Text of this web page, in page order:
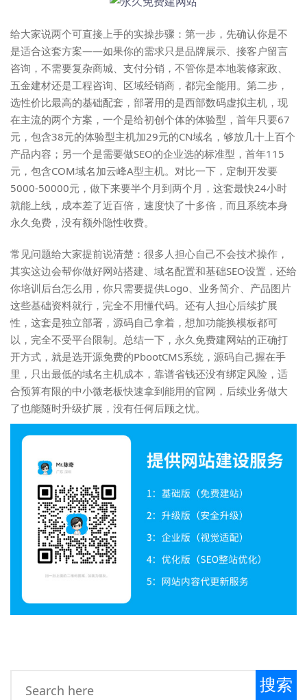
给大家说两个可直接上手的实操步骤：第一步，先确认你是不
是适合这套方案——如果你的需求只是品牌展示、接客户留言
咨询，不需要复杂商城、支付分销，不管你是本地装修家政、
五金建材还是工程咨询、区域经销商，都完全能用。第二步，
选性价比最高的基础配套，部署用的是西部数码虚拟主机，现
在主流的两个方案，一个是给初创个体的体验型，首年只要67
元，包含38元的体验型主机加29元的CN域名，够放几十上百个
产品内容；另一个是需要做SEO的企业选的标准型，首年115
元，包含COM域名加云峰A型主机。对比一下，定制开发要
5000-50000元，做下来要半个月到两个月，这套最快24小时
就能上线，成本差了近百倍，速度快了十多倍，而且系统本身
永久免费，没有额外隐性收费。
常见问题给大家提前说清楚：很多人担心自己不会技术操作，
其实这边会帮你做好网站搭建、域名配置和基础SEO设置，还给
你培训后台怎么用，你只需要提供Logo、业务简介、产品图片
这些基础资料就行，完全不用懂代码。还有人担心后续扩展
性，这套是独立部署，源码自己拿着，想加功能换模板都可
以，完全不受平台限制。总结一下，永久免费建网站的正确打
开方式，就是选开源免费的PbootCMS系统，源码自己握在手
里，只出最低的域名主机成本，靠谱省钱还没有绑定风险，适
合预算有限的中小微老板快速拿到能用的官网，后续业务做大
了也能随时升级扩展，没有任何后顾之忧。
搜索